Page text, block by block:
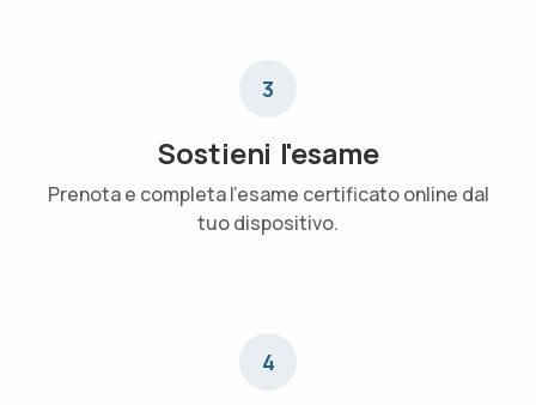
3
Sostieni l'esame
Prenota e completa l'esame certificato online dal
tuo dispositivo.
4